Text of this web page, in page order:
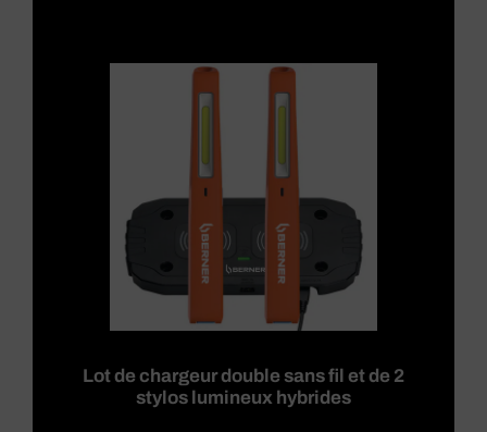
Lot de chargeur double sans fil et de 2
stylos lumineux hybrides